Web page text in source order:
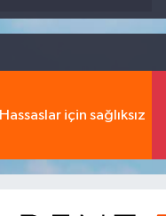
Hassaslar için sağlıksız